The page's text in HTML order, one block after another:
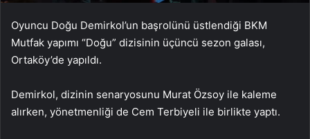
Oyuncu Doğu Demirkol’un başrolünü üstlendiği BKM
Mutfak yapımı “Doğu” dizisinin üçüncü sezon galası,
Ortaköy’de yapıldı.
Demirkol, dizinin senaryosunu Murat Özsoy ile kaleme
alırken, yönetmenliği de Cem Terbiyeli ile birlikte yaptı.